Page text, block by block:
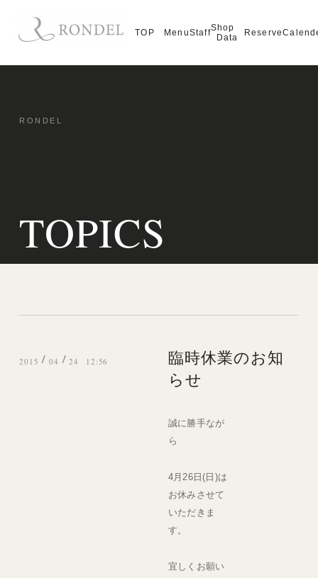
TOP MenuStaffShop
Data
Reserve
TOPICS
2015 /04 /24 12:56
臨時休業のお知
らせ
誠に勝手なが
ら
4月26日(日)は
お休みさせて
いただきま
す。
宜しくお願い